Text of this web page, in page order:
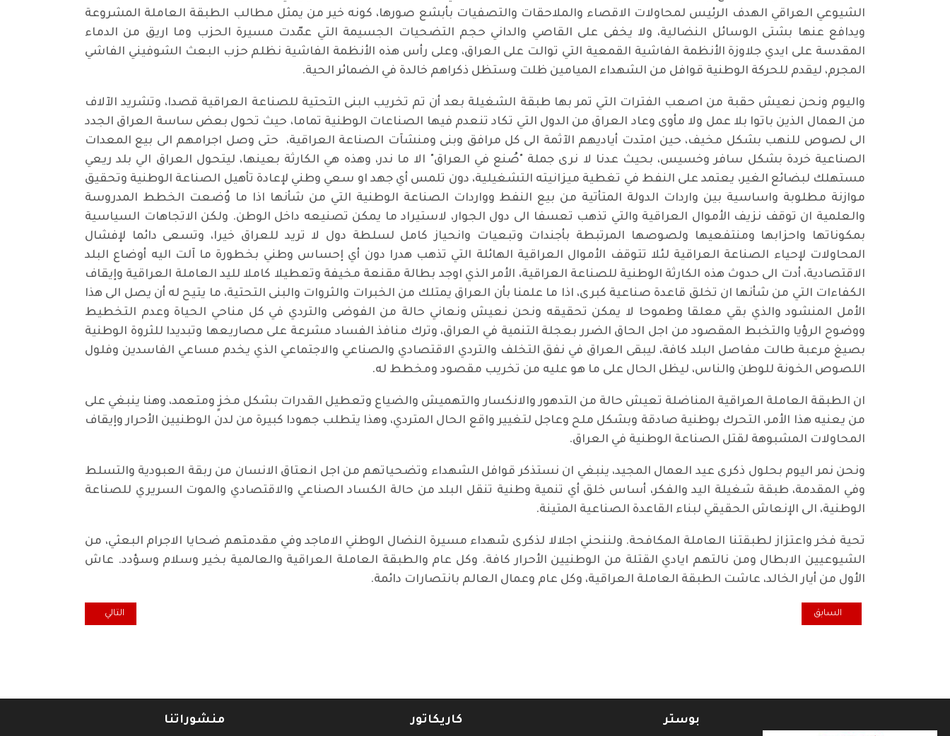
الشيوعي العراقي الهدف الرئيس لمحاولات الاقصاء والملاحقات والتصفيات بأبشع صورها، كونه خير من يمثل مطالب الطبقة العاملة المشروعة
ويدافع عنها بشتى الوسائل النضالية، ولا يخفى على القاصي والداني حجم التضحيات الجسيمة التي عمّدت مسيرة الحزب وما اريق من الدماء
المقدسة على ايدي جلاوزة الأنظمة الفاشية القمعية التي توالت على العراق، وعلى رأس هذه الأنظمة الفاشية نظلم حزب البعث الشوفيني الفاشي
المجرم، ليقدم للحركة الوطنية قوافل من الشهداء الميامين ظلت وستظل ذكراهم خالدة في الضمائر الحية.
واليوم ونحن نعيش حقبة من اصعب الفترات التي تمر بها طبقة الشغيلة بعد أن تم تخريب البنى التحتية للصناعة العراقية قصدا، وتشريد الآلاف
من العمال الذين باتوا بلا عمل ولا مأوى وعاد العراق من الدول التي تكاد تنعدم فيها الصناعات الوطنية تماما، حيث تحول بعض ساسة العراق الجدد
الى لصوص للنهب بشكل مخيف، حين امتدت أياديهم الآثمة الى كل مرافق وبنى ومنشآت الصناعة العراقية، حتى وصل اجرامهم الى بيع المعدات
الصناعية خردة بشكل سافر وخسيس، بحيث عدنا لا نرى جملة "صُنع في العراق" الا ما ندر، وهذه هي الكارثة بعينها، ليتحول العراق الي بلد ريعي
مستهلك لبضائع الغير، يعتمد على النفط في تغطية ميزانيته التشغيلية، دون تلمس أي جهد او سعي وطني لإعادة تأهيل الصناعة الوطنية وتحقيق
موازنة مطلوبة واساسية بين واردات الدولة المتأتية من بيع النفط وواردات الصناعة الوطنية التي من شأنها اذا ما وُضعت الخطط المدروسة
والعلمية ان توقف نزيف الأموال العراقية والتي تذهب تعسفا الى دول الجوار، لاستيراد ما يمكن تصنيعه داخل الوطن. ولكن الاتجاهات السياسية
بمكوناتها واحزابها ومنتفعيها ولصوصها المرتبطة بأجندات وتبعيات وانحياز كامل لسلطة دول لا تريد للعراق خيرا، وتسعى دائما لإفشال
المحاولات لإحياء الصناعة العراقية لئلا تتوقف الأموال العراقية الهائلة التي تذهب هدرا دون أي إحساس وطني بخطورة ما آلت اليه أوضاع البلد
الاقتصادية، أدت الى حدوث هذه الكارثة الوطنية للصناعة العراقية، الأمر الذي اوجد بطالة مقنعة مخيفة وتعطيلا كاملا لليد العاملة العراقية وإيقاف
الكفاءات التي من شأنها ان تخلق قاعدة صناعية كبرى، اذا ما علمنا بأن العراق يمتلك من الخبرات والثروات والبنى التحتية، ما يتيح له أن يصل الى هذا
الأمل المنشود والذي بقي معلقا وطموحا لا يمكن تحقيقه ونحن نعيش ونعاني حالة من الفوضى والتردي في كل مناحي الحياة وعدم التخطيط
ووضوح الرؤيا والتخبط المقصود من اجل الحاق الضرر بعجلة التنمية في العراق، وترك منافذ الفساد مشرعة على مصاريعها وتبديدا للثروة الوطنية
بصيغ مرعبة طالت مفاصل البلد كافة، ليبقى العراق في نفق التخلف والتردي الاقتصادي والصناعي والاجتماعي الذي يخدم مساعي الفاسدين وفلول
اللصوص الخونة للوطن والناس، ليظل الحال على ما هو عليه من تخريب مقصود ومخطط له.
ان الطبقة العاملة العراقية المناضلة تعيش حالة من التدهور والانكسار والتهميش والضياع وتعطيل القدرات بشكل مخزٍ ومتعمد، وهنا ينبغي على
من يعنيه هذا الأمر، التحرك بوطنية صادقة وبشكل ملح وعاجل لتغيير واقع الحال المتردي، وهذا يتطلب جهودا كبيرة من لدن الوطنيين الأحرار وإيقاف
المحاولات المشبوهة لقتل الصناعة الوطنية في العراق.
ونحن نمر اليوم بحلول ذكرى عيد العمال المجيد، ينبغي ان نستذكر قوافل الشهداء وتضحياتهم من اجل انعتاق الانسان من ربقة العبودية والتسلط
وفي المقدمة، طبقة شغيلة اليد والفكر، أساس خلق أي تنمية وطنية تنقل البلد من حالة الكساد الصناعي والاقتصادي والموت السريري للصناعة
الوطنية، الى الإنعاش الحقيقي لبناء القاعدة الصناعية المتينة.
تحية فخر واعتزاز لطبقتنا العاملة المكافحة. ولننحني اجلالا لذكرى شهداء مسيرة النضال الوطني الاماجد وفي مقدمتهم ضحايا الاجرام البعثي، من
الشيوعيين الابطال ومن نالتهم ايادي القتلة من الوطنيين الأحرار كافة. وكل عام والطبقة العاملة العراقية والعالمية بخير وسلام وسؤدد. عاش
الأول من أيار الخالد، عاشت الطبقة العاملة العراقية، وكل عام وعمال العالم بانتصارات دائمة.
المقال السابق: أيار سلمٌ وشموع
السابق المقال التالي: مسيحيو
التالي
بوستر
كاريكاتور
منشوراتنا